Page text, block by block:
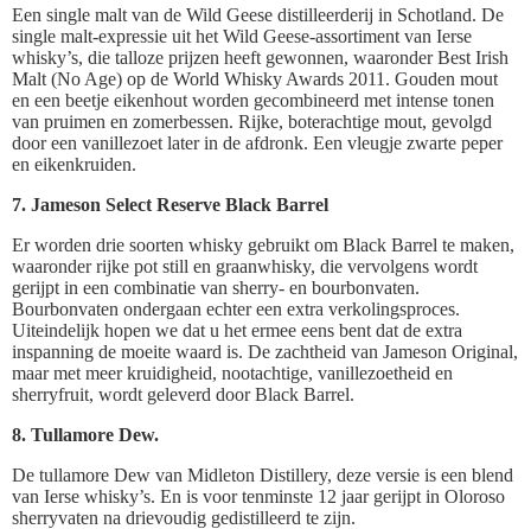
Een single malt van de Wild Geese distilleerderij in Schotland. De
single malt-expressie uit het Wild Geese-assortiment van Ierse
whisky’s, die talloze prijzen heeft gewonnen, waaronder Best Irish
Malt (No Age) op de World Whisky Awards 2011. Gouden mout
en een beetje eikenhout worden gecombineerd met intense tonen
van pruimen en zomerbessen. Rijke, boterachtige mout, gevolgd
door een vanillezoet later in de afdronk. Een vleugje zwarte peper
en eikenkruiden.
7. Jameson Select Reserve Black Barrel
Er worden drie soorten whisky gebruikt om Black Barrel te maken,
waaronder rijke pot still en graanwhisky, die vervolgens wordt
gerijpt in een combinatie van sherry- en bourbonvaten.
Bourbonvaten ondergaan echter een extra verkolingsproces.
Uiteindelijk hopen we dat u het ermee eens bent dat de extra
inspanning de moeite waard is. De zachtheid van Jameson Original,
maar met meer kruidigheid, nootachtige, vanillezoetheid en
sherryfruit, wordt geleverd door Black Barrel.
8. Tullamore Dew.
De tullamore Dew van Midleton Distillery, deze versie is een blend
van Ierse whisky’s. En is voor tenminste 12 jaar gerijpt in Oloroso
sherryvaten na drievoudig gedistilleerd te zijn.